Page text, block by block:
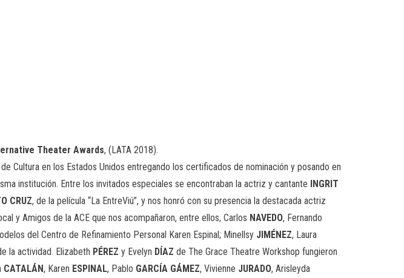
Theater Awards, (LATA 2018).
Cultura en los Estados Unidos entregando los certificados de nominación y posando en
institución. Entre los invitados especiales se encontraban la actriz y cantante INGRIT
CRUZ, de la película “La EntreViú”, y nos honró con su presencia la destacada actriz
y Amigos de la ACE que nos acompañaron, entre ellos, Carlos NAVEDO, Fernando
del Centro de Refinamiento Personal Karen Espinal; Minellsy JIMÉNEZ, Laura
la actividad. Elizabeth PÉREZ y Evelyn DÍAZ de The Grace Theatre Workshop fungieron
CATALÁN, Karen ESPINAL, Pablo GARCÍA GÁMEZ, Vivienne JURADO, Arisleyda